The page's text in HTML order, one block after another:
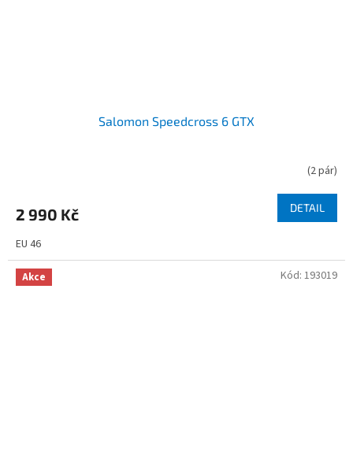
Salomon Speedcross 6 GTX
(2 pár)
2 990 Kč DETAIL
EU 46
Akce Kód: 193019